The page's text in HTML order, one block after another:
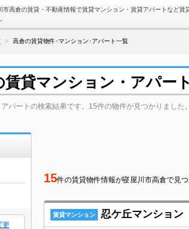
市高倉の賃貸・不動産情報で賃貸マンション・賃貸アパートなど賃
高倉の賃貸物件･マンション･アパート一覧
賃貸マンション・アパー
パートの検索結果です。15件の物件が見つかりました
更
15件の賃貸物件情報が寝屋川市高倉で見
賃貸マンション 忍ケ丘マンション